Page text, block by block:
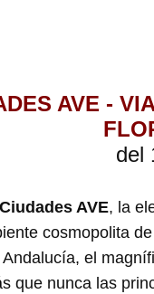
AVE -
del
AVE, la
cosmopolita de
el
que nunca las